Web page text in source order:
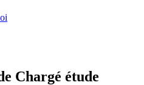
Chargé étude